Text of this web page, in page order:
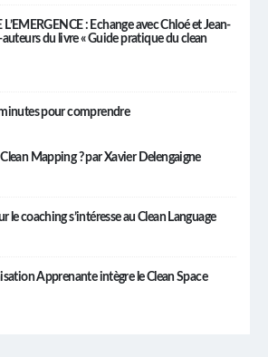
L’EMERGENCE : Echange avec Chloé et Jean-
du livre « Guide pratique du clean
pour comprendre
Mapping ? par Xavier Delengaigne
le coaching s’intéresse au Clean Language
Apprenante intègre le Clean Space